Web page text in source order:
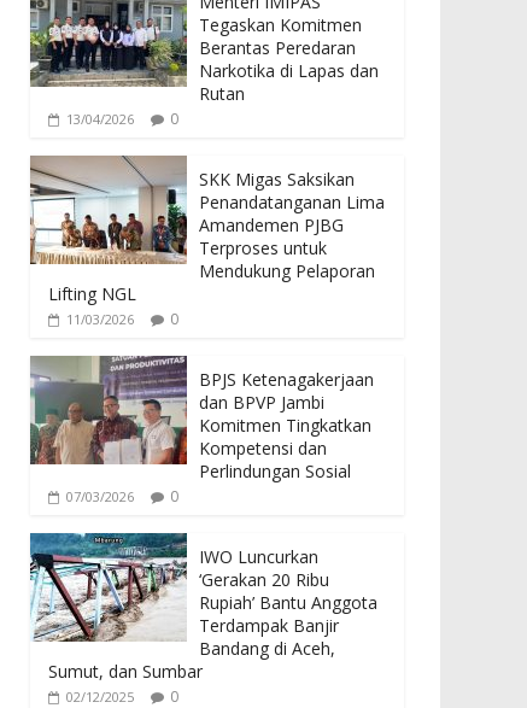
Tegaskan Komitmen
Berantas Peredaran
Narkotika di Lapas dan
Rutan
13/04/2026 0
SKK Migas Saksikan
Penandatanganan Lima
Amandemen PJBG
Terproses untuk
Mendukung Pelaporan
Lifting NGL
11/03/2026 0
BPJS Ketenagakerjaan
dan BPVP Jambi
Komitmen Tingkatkan
Kompetensi dan
Perlindungan Sosial
07/03/2026 0
IWO Luncurkan
‘Gerakan 20 Ribu
Rupiah’ Bantu Anggota
Terdampak Banjir
Bandang di Aceh,
Sumut, dan Sumbar
02/12/2025 0